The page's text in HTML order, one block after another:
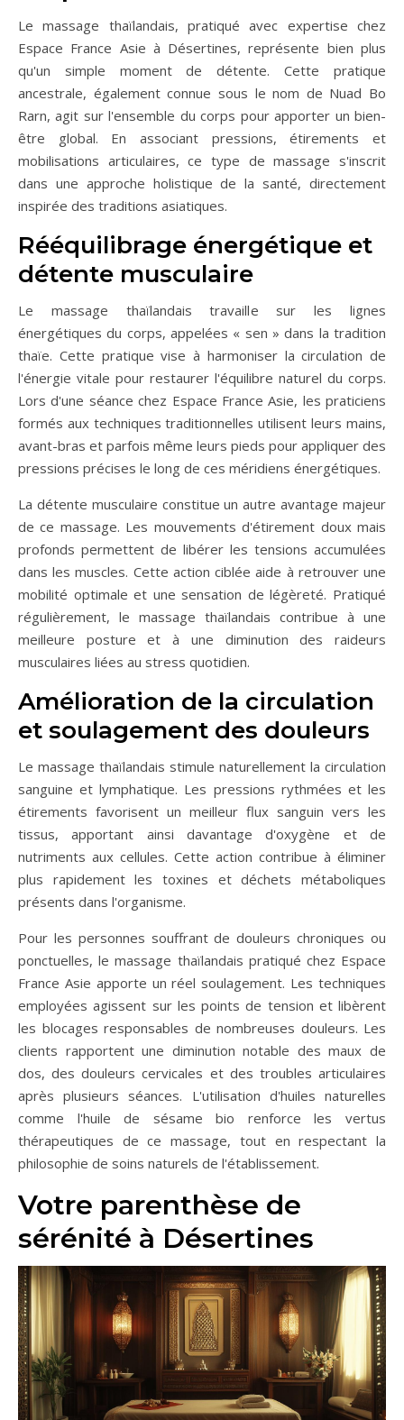
Le massage thaïlandais, pratiqué avec expertise chez
Espace France Asie à Désertines, représente bien plus
qu'un simple moment de détente. Cette pratique
ancestrale, également connue sous le nom de Nuad Bo
Rarn, agit sur l'ensemble du corps pour apporter un bien-
être global. En associant pressions, étirements et
mobilisations articulaires, ce type de massage s'inscrit
dans une approche holistique de la santé, directement
inspirée des traditions asiatiques.
Rééquilibrage énergétique et
détente musculaire
Le massage thaïlandais travaille sur les lignes
énergétiques du corps, appelées « sen » dans la tradition
thaïe. Cette pratique vise à harmoniser la circulation de
l'énergie vitale pour restaurer l'équilibre naturel du corps.
Lors d'une séance chez Espace France Asie, les praticiens
formés aux techniques traditionnelles utilisent leurs mains,
avant-bras et parfois même leurs pieds pour appliquer des
pressions précises le long de ces méridiens énergétiques.
La détente musculaire constitue un autre avantage majeur
de ce massage. Les mouvements d'étirement doux mais
profonds permettent de libérer les tensions accumulées
dans les muscles. Cette action ciblée aide à retrouver une
mobilité optimale et une sensation de légèreté. Pratiqué
régulièrement, le massage thaïlandais contribue à une
meilleure posture et à une diminution des raideurs
musculaires liées au stress quotidien.
Amélioration de la circulation
et soulagement des douleurs
Le massage thaïlandais stimule naturellement la circulation
sanguine et lymphatique. Les pressions rythmées et les
étirements favorisent un meilleur flux sanguin vers les
tissus, apportant ainsi davantage d'oxygène et de
nutriments aux cellules. Cette action contribue à éliminer
plus rapidement les toxines et déchets métaboliques
présents dans l'organisme.
Pour les personnes souffrant de douleurs chroniques ou
ponctuelles, le massage thaïlandais pratiqué chez Espace
France Asie apporte un réel soulagement. Les techniques
employées agissent sur les points de tension et libèrent
les blocages responsables de nombreuses douleurs. Les
clients rapportent une diminution notable des maux de
dos, des douleurs cervicales et des troubles articulaires
après plusieurs séances. L'utilisation d'huiles naturelles
comme l'huile de sésame bio renforce les vertus
thérapeutiques de ce massage, tout en respectant la
philosophie de soins naturels de l'établissement.
Votre parenthèse de
sérénité à Désertines